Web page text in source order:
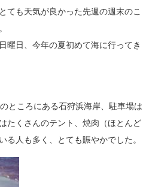
ても天気が良かった先週の週末のこ
曜日、今年の夏初めて海に行ってき
ところにある石狩浜海岸、駐車場は
たくさんのテント、焼肉（ほとんど
る人も多く、とても賑やかでした。